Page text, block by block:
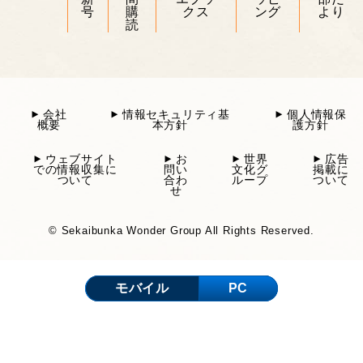
号
購
読
クス
ング
より
会社
概要
情報セキュリティ基
本方針
個人情報保
護方針
ウェブサイト
での情報収集に
ついて
お
問い
合わ
せ
世界
文化グ
ループ
広告
掲載に
ついて
© Sekaibunka Wonder Group All Rights Reserved.
モバイル PC